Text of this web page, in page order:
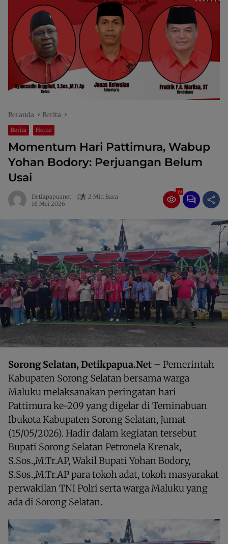
Beranda Berita
Berita Home
Momentum Hari Pattimura, Wabup
Yohan Bodory: Perjuangan Belum
Usai
Detikpapuanet
2 Min Baca
16 Mei 2026
19
Sorong Selatan, Detikpapua.Net – Pemerintah
Kabupaten Sorong Selatan bersama warga
Maluku melaksanakan peringatan hari
Pattimura ke-209 yang digelar di Teminabuan
Ibukota Kabupaten Sorong Selatan, Jumat
(15/05/2026). Hadir dalam kegiatan tersebut
Bupati Sorong Selatan Petronela Krenak,
S.Sos.,M.Tr.AP, Wakil Bupati Yohan Bodory,
S.Sos.,M.Tr.AP para tokoh adat, tokoh masyarakat
perwakilan TNI Polri serta warga Maluku yang
ada di Sorong Selatan.